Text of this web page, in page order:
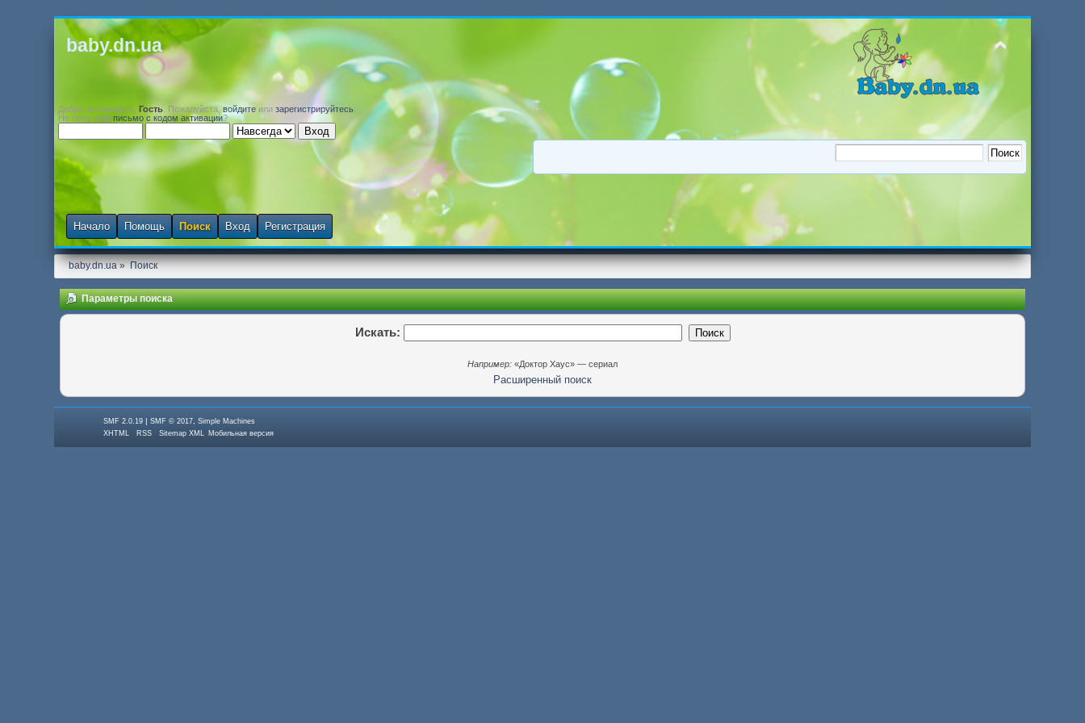
baby.dn.ua
Добро пожаловать,Гость . Пожалуйста,войдите илизарегистрируйтесь
Не получилиписьмо с кодом активации?
Начало Помощь Поиск Вход Регистрация
baby.dn.ua» Поиск
Параметры поиска
Искать:
Например: «Доктор Хаус» — сериал
Расширенный поиск
SMF 2.0.19| SMF © 2017, Simple Machines
XHTML
RSS Sitemap XML Мобильная версия